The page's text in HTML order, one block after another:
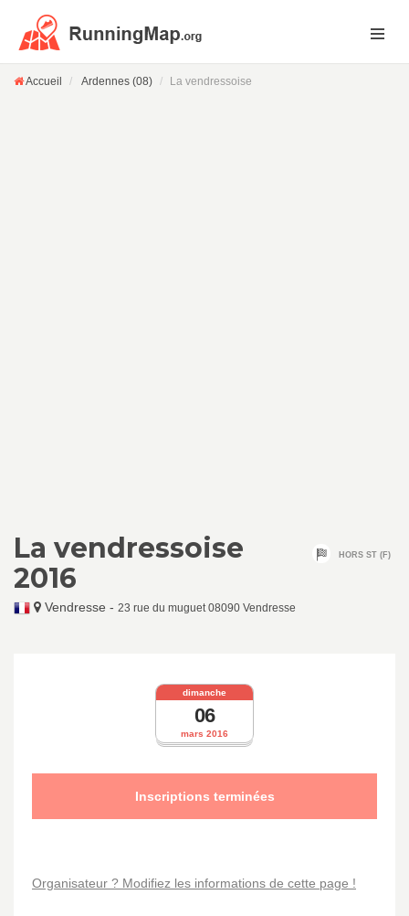
Accueil Ardennes (08) La vendressoise
La vendressoise
2016
Vendresse - 23 rue du muguet 08090 Vendresse
HORS ST (F)
mars 2016
dimanche
06
Inscriptions terminées
Organisateur ? Modifiez les informations de cette page !